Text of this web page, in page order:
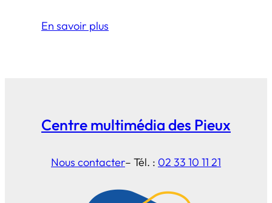
En savoir plus
Centre multimédia des Pieux
Nous contacter– Tél. : 02 33 10 11 21